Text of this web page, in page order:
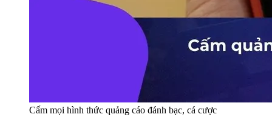
Cấm mọi hình thức quảng cáo đánh bạc, cá cược